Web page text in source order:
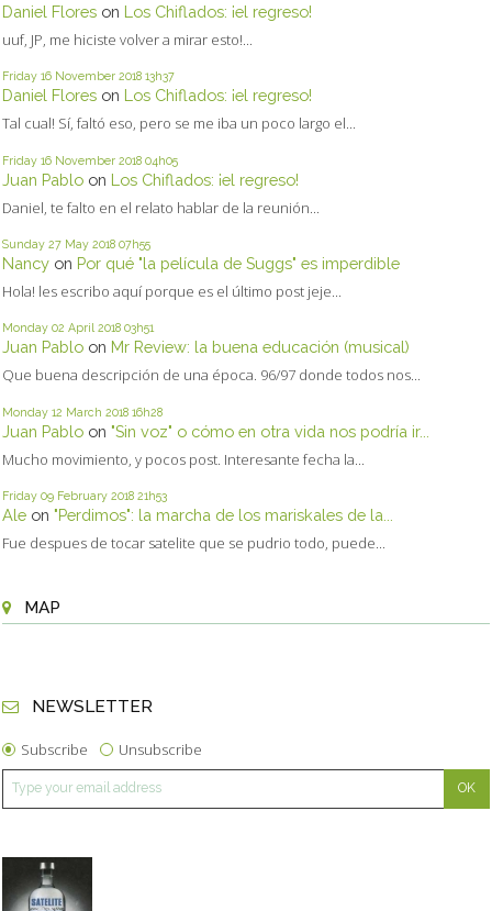
Daniel Flores on Los Chiflados: ¡el regreso!
uuf, JP, me hiciste volver a mirar esto!...
Friday 16 November 2018 13h37
Daniel Flores on Los Chiflados: ¡el regreso!
Tal cual! Sí, faltó eso, pero se me iba un poco largo el...
Friday 16 November 2018 04h05
Juan Pablo on Los Chiflados: ¡el regreso!
Daniel, te falto en el relato hablar de la reunión...
Sunday 27 May 2018 07h55
Nancy on Por qué "la película de Suggs" es imperdible
Hola! les escribo aquí porque es el último post jeje...
Monday 02 April 2018 03h51
Juan Pablo on Mr Review: la buena educación (musical)
Que buena descripción de una época. 96/97 donde todos nos...
Monday 12 March 2018 16h28
Juan Pablo on "Sin voz" o cómo en otra vida nos podría ir...
Mucho movimiento, y pocos post. Interesante fecha la...
Friday 09 February 2018 21h53
Ale on "Perdimos": la marcha de los mariskales de la...
Fue despues de tocar satelite que se pudrio todo, puede...
MAP
NEWSLETTER
Subscribe Unsubscribe